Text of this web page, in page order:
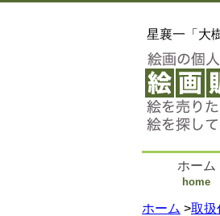
星襄一「大
ホーム
home
ホーム >取扱